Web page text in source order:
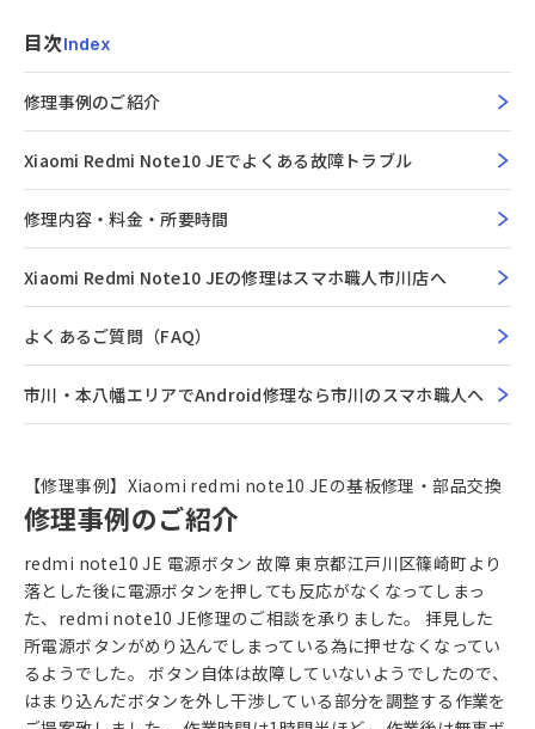
目次Index
修理事例のご紹介
Xiaomi Redmi Note10 JEでよくある故障トラブル
修理内容・料金・所要時間
Xiaomi Redmi Note10 JEの修理はスマホ職人市川店へ
よくあるご質問（FAQ）
市川・本八幡エリアでAndroid修理なら市川のスマホ職人へ
【修理事例】Xiaomi redmi note10 JEの基板修理・部品交換
修理事例のご紹介
redmi note10 JE 電源ボタン 故障 東京都江戸川区篠崎町より
落とした後に電源ボタンを押しても反応がなくなってしまっ
た、redmi note10 JE修理のご相談を承りました。 拝見した
所電源ボタンがめり込んでしまっている為に押せなくなってい
るようでした。 ボタン自体は故障していないようでしたので、
はまり込んだボタンを外し干渉している部分を調整する作業を